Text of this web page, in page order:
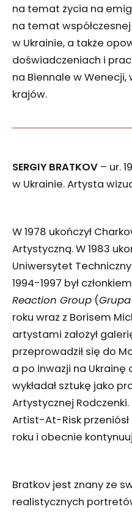
na temat życia na
na temat
w Ukrainie, a także
doświadczeniach i
na Biennale w
krajów.
SERGIY BRATKOV – ur.
w Ukrainie. Artysta
W 1978 ukończył
Artystyczną. W 1983
Uniwersytet
1994-1997 był
Reaction Group (
roku wraz z Borisem
artystami założył
przeprowadził się do
a po inwazji na Ukrainę
wykładał sztukę jako
Artystycznej
Artist-At-Risk
roku i obecnie
Bratkov jest znany ze
realistycznych